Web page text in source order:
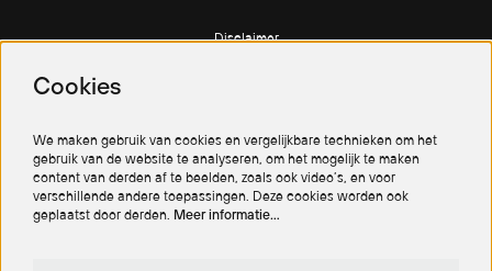
Disclaimer
Cookies
We maken gebruik van cookies en vergelijkbare technieken om het
gebruik van de website te analyseren, om het mogelijk te maken
content van derden af te beelden, zoals ook video’s, en voor
verschillende andere toepassingen. Deze cookies worden ook
geplaatst door derden. Meer informatie…